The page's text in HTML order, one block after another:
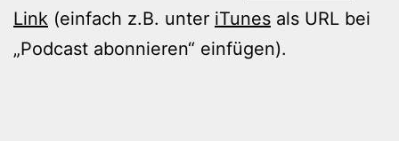
Link (einfach z.B. unter iTunes als URL bei
„Podcast abonnieren“ einfügen).